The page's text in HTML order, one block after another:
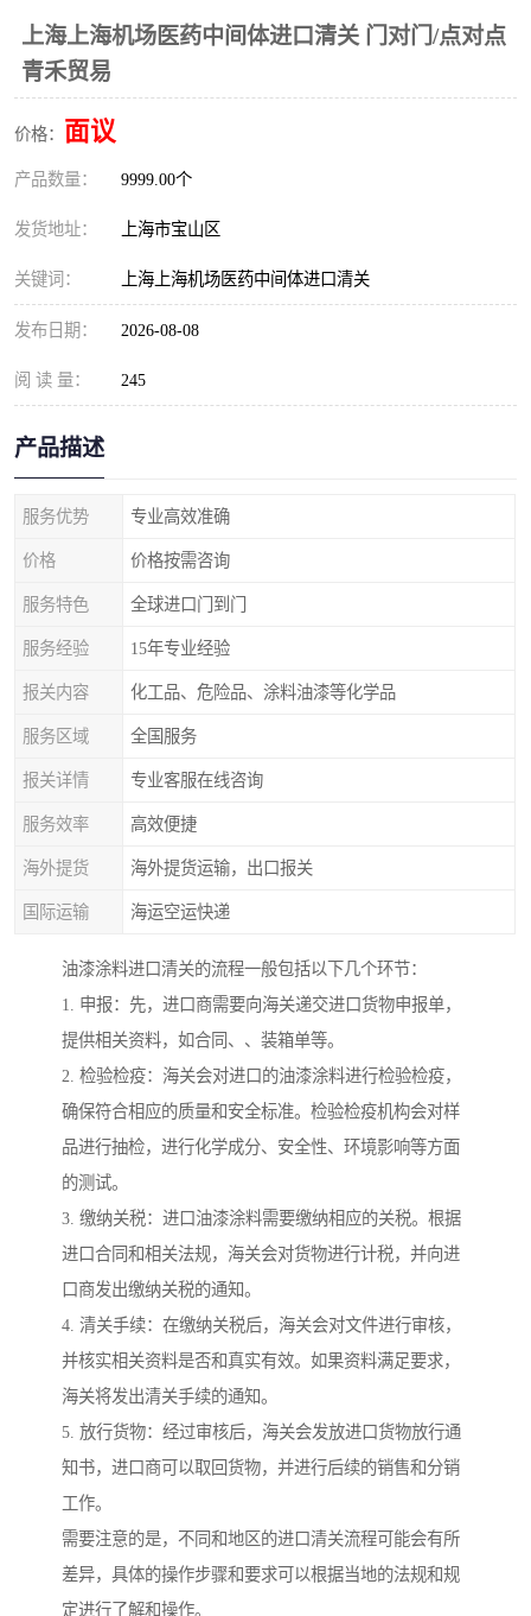
上海上海机场医药中间体进口清关 门对门/点对点
青禾贸易
价格： 面议
产品数量： 9999.00个
发货地址： 上海市宝山区
关键词： 上海上海机场医药中间体进口清关
发布日期： 2026-08-08
阅 读 量： 245
产品描述
服务优势 专业高效准确
价格 价格按需咨询
服务特色 全球进口门到门
服务经验 15年专业经验
报关内容 化工品、危险品、涂料油漆等化学品
服务区域 全国服务
报关详情 专业客服在线咨询
服务效率 高效便捷
海外提货 海外提货运输，出口报关
国际运输 海运空运快递
油漆涂料进口清关的流程一般包括以下几个环节：
1. 申报：先，进口商需要向海关递交进口货物申报单，
提供相关资料，如合同、、装箱单等。
2. 检验检疫：海关会对进口的油漆涂料进行检验检疫，
确保符合相应的质量和安全标准。检验检疫机构会对样
品进行抽检，进行化学成分、安全性、环境影响等方面
的测试。
3. 缴纳关税：进口油漆涂料需要缴纳相应的关税。根据
进口合同和相关法规，海关会对货物进行计税，并向进
口商发出缴纳关税的通知。
4. 清关手续：在缴纳关税后，海关会对文件进行审核，
并核实相关资料是否和真实有效。如果资料满足要求，
海关将发出清关手续的通知。
5. 放行货物：经过审核后，海关会发放进口货物放行通
知书，进口商可以取回货物，并进行后续的销售和分销
工作。
需要注意的是，不同和地区的进口清关流程可能会有所
差异，具体的操作步骤和要求可以根据当地的法规和规
定进行了解和操作。